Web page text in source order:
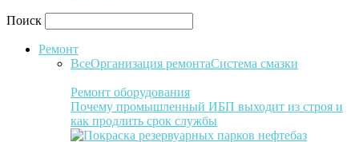
Поиск
Ремонт
ВсеОрганизация ремонтаСистема смазки
Ремонт оборудования
Почему промышленный ИБП выходит из строя и
как продлить срок службы